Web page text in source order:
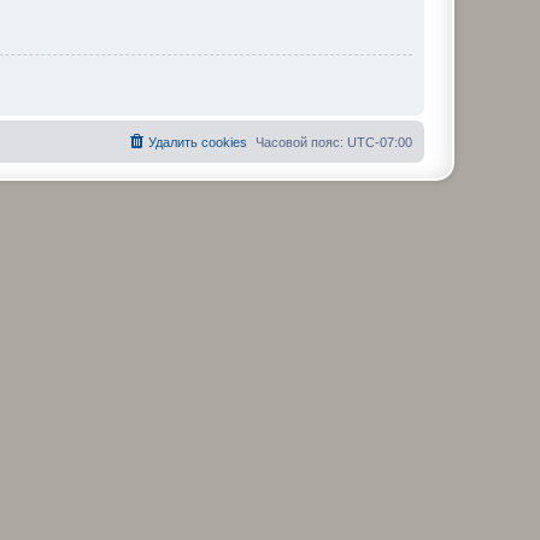
Часовой пояс: UTC-07:00
Удалить cookies